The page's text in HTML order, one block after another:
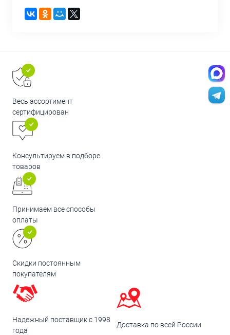
Весь ассортимент
сертифицирован
Консультируем в подборе
товаров
Принимаем все способы
оплаты
Скидки постоянным
покупателям
Надежный поставщик с 1998
года
Доставка по всей России